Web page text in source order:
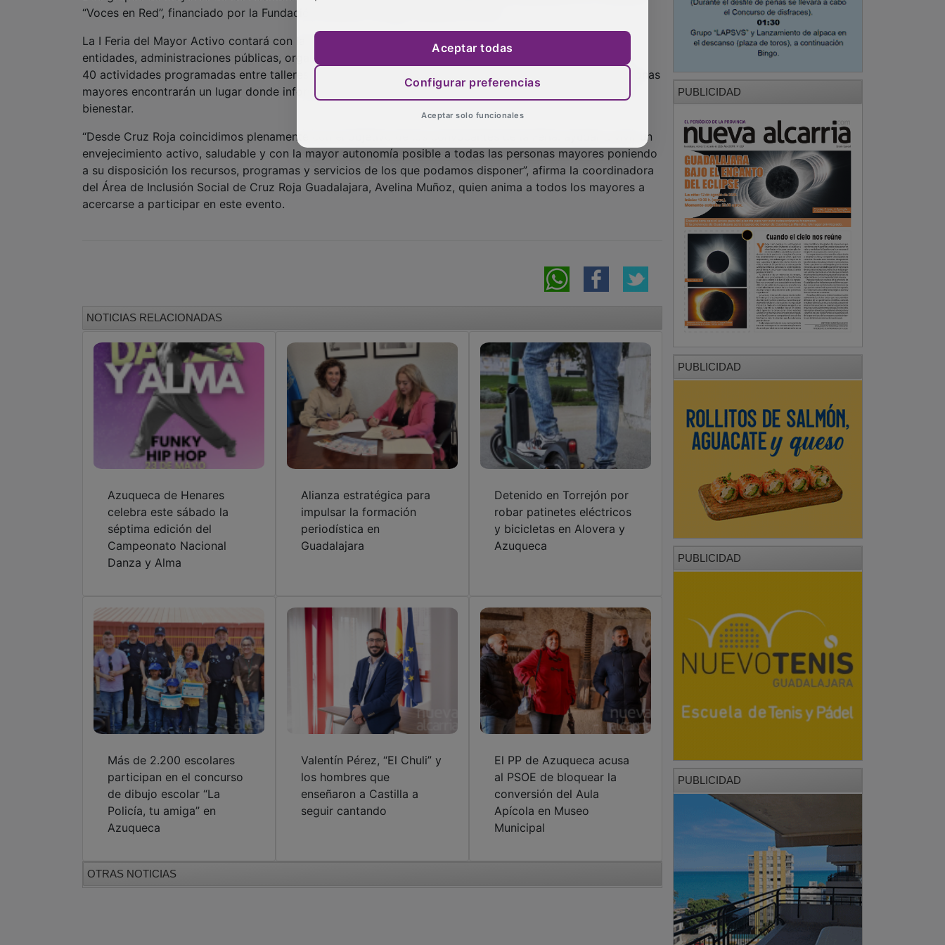
“Voces en Red”, financiado por la Fundación Amancio Ortega, visitarán la Feria.
La I Feria del Mayor Activo contará con la participación de más de una veintena de
entidades, administraciones públicas, organizaciones del Tercer Sector y empresas, así como cerca de
40 actividades programadas entre talleres, demostraciones y propuestas participativas, donde las personas
mayores encontrarán un lugar donde informarse, participar y disfrutar de actividades pensadas para su
bienestar.
“Desde Cruz Roja coincidimos plenamente con el objetivo de los convocantes de la Feria: ayudar a vivir un
envejecimiento activo, saludable y con la mayor autonomía posible a todas las personas mayores poniendo
a su disposición los recursos, programas y servicios de los que podamos disponer”, afirma la coordinadora
del Área de Inclusión Social de Cruz Roja Guadalajara, Avelina Muñoz, quien anima a todos los mayores a
acercarse a participar en este evento.
NOTICIAS RELACIONADAS
Azuqueca de Henares
celebra este sábado la
séptima edición del
Campeonato Nacional
Danza y Alma
Alianza estratégica para
impulsar la formación
periodística en
Guadalajara
Detenido en Torrejón por
robar patinetes eléctricos
y bicicletas en Alovera y
Azuqueca
Más de 2.200 escolares
participan en el concurso
de dibujo escolar “La
Policía, tu amiga” en
Azuqueca
Valentín Pérez, “El Chuli” y
los hombres que
enseñaron a Castilla a
seguir cantando
El PP de Azuqueca acusa
al PSOE de bloquear la
conversión del Aula
Apícola en Museo
Municipal
OTRAS NOTICIAS
PUBLICIDAD
PUBLICIDAD
PUBLICIDAD
PUBLICIDAD
Aceptar todas
Configurar preferencias
Aceptar solo funcionales